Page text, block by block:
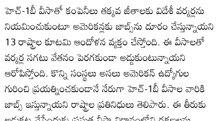
హెచ్-1బీ వీసాతో కంపెనీలు తక్కవ జీతాలకు విదేశీ వర్కర్లను
నియమించుకుంటూ అమెరికన్లకు జాబ్స్‌ను దూరం చేస్తున్నాయని
13 రాష్ట్రాల కూటమి ఆందోళన వ్యక్తం చేస్తోంది. ఈ వీసాలతో
వర్కర్ల సగటు వేతనం పెరగకుండా అడ్డుకుంటున్నాయని
ఆరోపిస్తోంది. కొన్ని సంస్థలు అసలు అమెరికన్ ఉద్యోగుల
గురించి ప్రయత్నించకుండానే నేరుగా హెచ్-1బీ వీసాల వారికి
జాబ్స్ ఇస్తున్నాయని రాష్ట్రాల ప్రతినిధులు తెలిపారు. ఈ తీరుకు